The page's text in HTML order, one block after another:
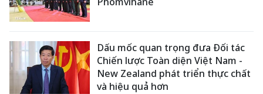
Dấu mốc quan trọng đưa Đối tác
Chiến lược Toàn diện Việt Nam -
New Zealand phát triển thực chất
và hiệu quả hơn